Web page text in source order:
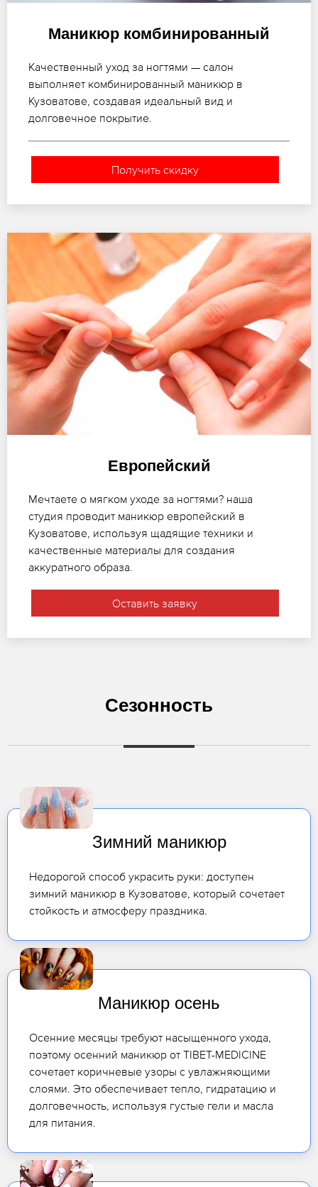
Маникюр комбинированный
Качественный уход за ногтями — салон
выполняет комбинированный маникюр в
Кузоватове, создавая идеальный вид и
долговечное покрытие.
Получить скидку
Европейский
Мечтаете о мягком уходе за ногтями? наша
студия проводит маникюр европейский в
Кузоватове, используя щадящие техники и
качественные материалы для создания
аккуратного образа.
Оставить заявку
Сезонность
Зимний маникюр
Недорогой способ украсить руки: доступен
зимний маникюр в Кузоватове, который сочетает
стойкость и атмосферу праздника.
Маникюр осень
Осенние месяцы требуют насыщенного ухода,
поэтому осенний маникюр от TIBET-MEDICINE
сочетает коричневые узоры с увлажняющими
слоями. Это обеспечивает тепло, гидратацию и
долговечность, используя густые гели и масла
для питания.